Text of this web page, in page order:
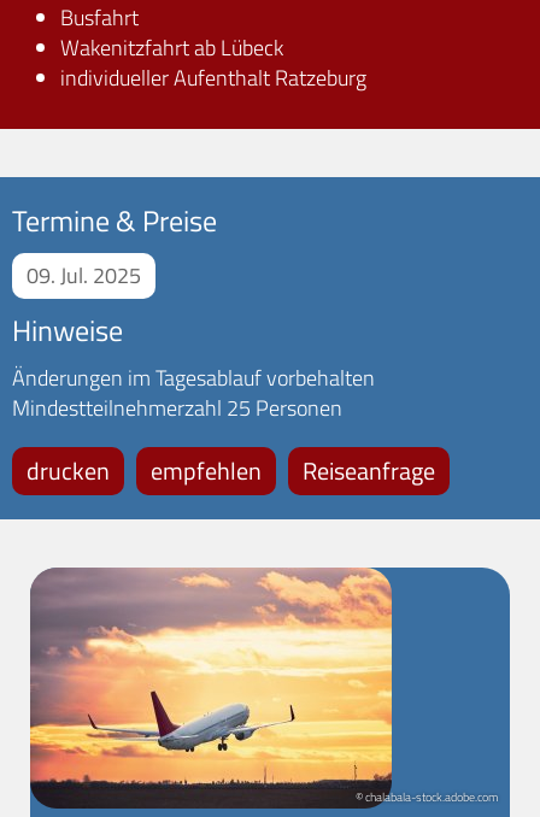
Busfahrt
Wakenitzfahrt ab Lübeck
individueller Aufenthalt Ratzeburg
Termine & Preise
09. Jul. 2025
Hinweise
Änderungen im Tagesablauf vorbehalten
Mindestteilnehmerzahl 25 Personen
drucken empfehlen Reiseanfrage
© chalabala-stock.adobe.com